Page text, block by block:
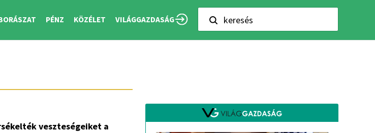
PÉNZ KÖZÉLET VILÁGGAZDASÁG keresés
veszteségeiket a